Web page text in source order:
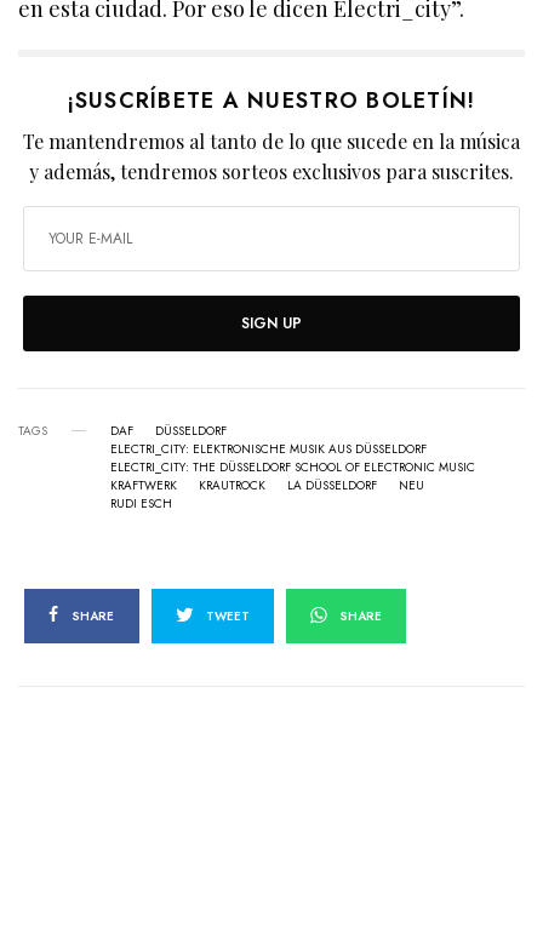
en esta ciudad. Por eso le dicen Electri_city”.
¡SUSCRÍBETE A NUESTRO BOLETÍN!
Te mantendremos al tanto de lo que sucede en la música
y además, tendremos sorteos exclusivos para suscrites.
SIGN UP
TAGS DAF
DÜSSELDORF
ELECTRI_CITY: ELEKTRONISCHE MUSIK AUS DÜSSELDORF
ELECTRI_CITY: THE DÜSSELDORF SCHOOL OF ELECTRONIC MUSIC
KRAFTWERK
KRAUTROCK LA DÜSSELDORF
NEU
RUDI ESCH
SHARE TWEET SHARE